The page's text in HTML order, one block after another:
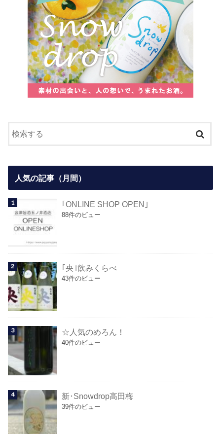
人気の記事（月間）
｢ONLINE SHOP OPEN｣
88件のビュー
｢央｣飲みくらべ
43件のビュー
☆人気のめろん！
40件のビュー
新･Snowdrop高田梅
39件のビュー